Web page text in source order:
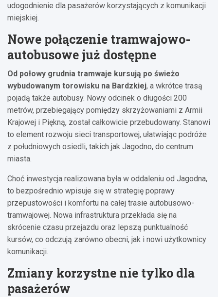
udogodnienie dla pasażerów korzystających z komunikacji
miejskiej.
Nowe połączenie tramwajowo-
autobusowe już dostępne
Od połowy grudnia tramwaje kursują po świeżo
wybudowanym torowisku na Bardzkiej, a wkrótce trasą
pojadą także autobusy. Nowy odcinek o długości 200
metrów, przebiegający pomiędzy skrzyżowaniami z Armii
Krajowej i Piękną, został całkowicie przebudowany. Stanowi
to element rozwoju sieci transportowej, ułatwiając podróże
z południowych osiedli, takich jak Jagodno, do centrum
miasta.
Choć inwestycja realizowana była w oddaleniu od Jagodna,
to bezpośrednio wpisuje się w strategię poprawy
przepustowości i komfortu na całej trasie autobusowo-
tramwajowej. Nowa infrastruktura przekłada się na
skrócenie czasu przejazdu oraz lepszą punktualność
kursów, co odczują zarówno obecni, jak i nowi użytkownicy
komunikacji.
Zmiany korzystne nie tylko dla
pasażerów